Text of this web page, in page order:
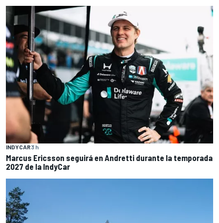
INDYCAR3 h
Marcus Ericsson seguirá en Andretti durante la temporada
2027 de la IndyCar